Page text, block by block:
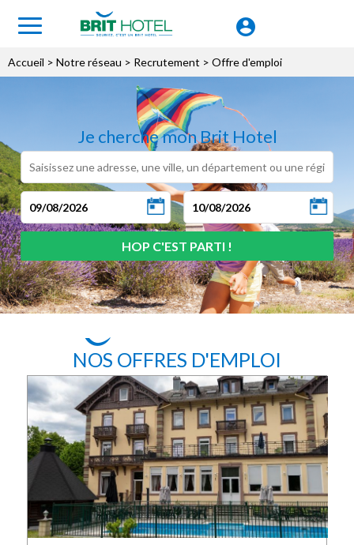
Accueil > Notre réseau > Recrutement > Offre d'emploi
Je cherche mon Brit Hotel
NOS OFFRES D'EMPLOI